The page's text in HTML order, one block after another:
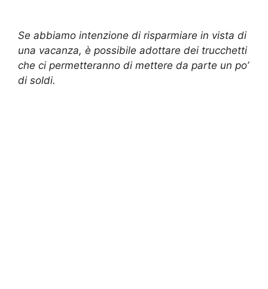
Se abbiamo intenzione di risparmiare in vista di
una vacanza, è possibile adottare dei trucchetti
che ci permetteranno di mettere da parte un po’
di soldi.